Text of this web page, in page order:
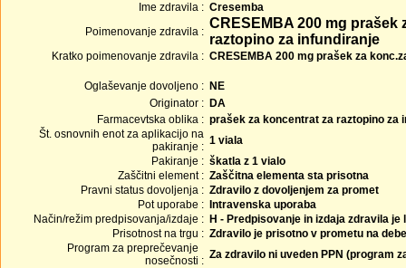
Ime zdravila : Cresemba
Poimenovanje zdravila :
CRESEMBA 200 mg prašek
raztopino za infundiranje
Kratko poimenovanje zdravila : CRESEMBA 200 mg prašek za
Oglaševanje dovoljeno : NE
Originator : DA
Farmacevtska oblika : prašek za koncentrat za raztopino za
Št. osnovnih enot za aplikacijo na
pakiranje : 1 viala
Pakiranje : škatla z 1 vialo
Zaščitni element : Zaščitna elementa sta prisotna
Pravni status dovoljenja : Zdravilo z dovoljenjem za promet
Pot uporabe :
Intravenska uporaba
Način/režim predpisovanja/izdaje : H - Predpisovanje in izdaja zdravila
Prisotnost na trgu : Zdravilo je prisotno v prometu na
Program za preprečevanje
nosečnosti : Za zdravilo ni uveden PPN (program